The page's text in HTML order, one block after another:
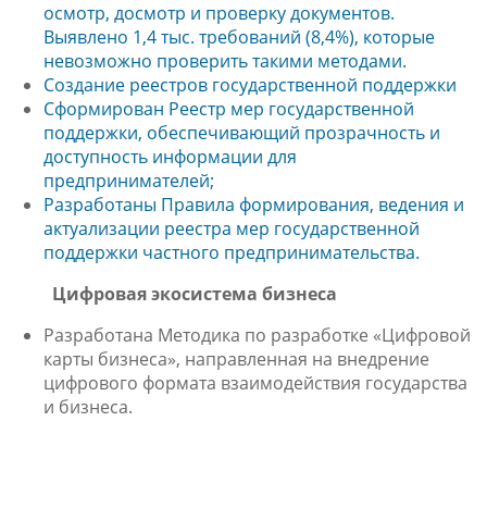
осмотр, досмотр и проверку документов.
Выявлено 1,4 тыс. требований (8,4%), которые
невозможно проверить такими методами.
Создание реестров государственной поддержки
Сформирован Реестр мер государственной
поддержки, обеспечивающий прозрачность и
доступность информации для
предпринимателей;
Разработаны Правила формирования, ведения и
актуализации реестра мер государственной
поддержки частного предпринимательства.
Цифровая экосистема бизнеса
Разработана Методика по разработке «Цифровой
карты бизнеса», направленная на внедрение
цифрового формата взаимодействия государства
и бизнеса.